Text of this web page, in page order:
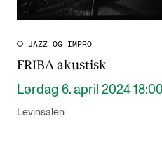
JAZZ OG IMPRO
FRIBA akustisk
Lørdag 6. april 2024 18:00
Levinsalen